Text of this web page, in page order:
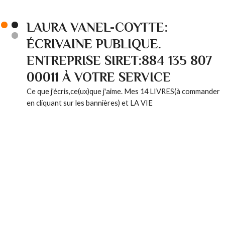
LAURA VANEL-COYTTE:
ÉCRIVAINE PUBLIQUE.
ENTREPRISE SIRET:884 135 807
00011 À VOTRE SERVICE
Ce que j'écris,ce(ux)que j'aime. Mes 14 LIVRES(à commander
en cliquant sur les bannières) et LA VIE